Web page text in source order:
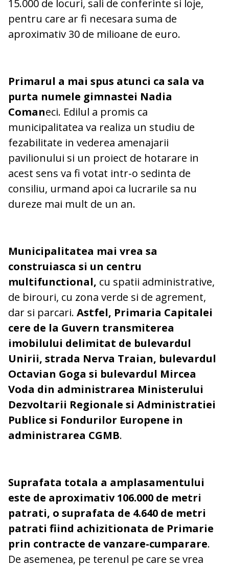
15.000 de locuri, sali de conferinte si loje,
pentru care ar fi necesara suma de
aproximativ 30 de milioane de euro.
Primarul a mai spus atunci ca sala va
purta numele gimnastei Nadia
Comaneci. Edilul a promis ca
municipalitatea va realiza un studiu de
fezabilitate in vederea amenajarii
pavilionului si un proiect de hotarare in
acest sens va fi votat intr-o sedinta de
consiliu, urmand apoi ca lucrarile sa nu
dureze mai mult de un an.
Municipalitatea mai vrea sa
construiasca si un centru
multifunctional, cu spatii administrative,
de birouri, cu zona verde si de agrement,
dar si parcari. Astfel, Primaria Capitalei
cere de la Guvern transmiterea
imobilului delimitat de bulevardul
Unirii, strada Nerva Traian, bulevardul
Octavian Goga si bulevardul Mircea
Voda din administrarea Ministerului
Dezvoltarii Regionale si Administratiei
Publice si Fondurilor Europene in
administrarea CGMB.
Suprafata totala a amplasamentului
este de aproximativ 106.000 de metri
patrati, o suprafata de 4.640 de metri
patrati fiind achizitionata de Primarie
prin contracte de vanzare-cumparare.
De asemenea, pe terenul pe care se vrea